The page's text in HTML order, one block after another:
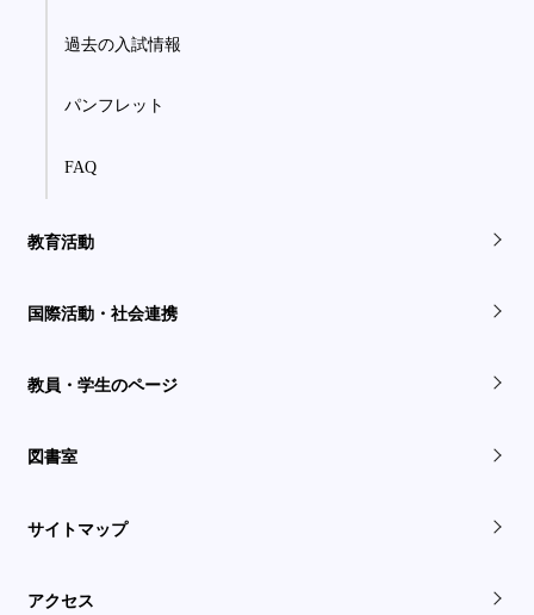
過去の入試情報
パンフレット
FAQ
教育活動
国際活動・社会連携
教員・学生のページ
図書室
サイトマップ
アクセス